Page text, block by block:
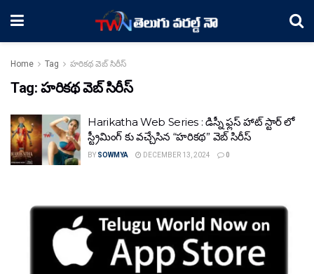
Home Tag హరికథ వెబ్ సిరీస్
Tag: హరికథ వెబ్ సిరీస్
Harikatha Web Series : డిస్నీ ఫ్లస్ హాట్ స్టార్ లో
స్ట్రీమింగ్ కు వచ్చేసిన “హరికథ” వెబ్ సిరీస్
BY SOWMYA DECEMBER 13, 2024 0